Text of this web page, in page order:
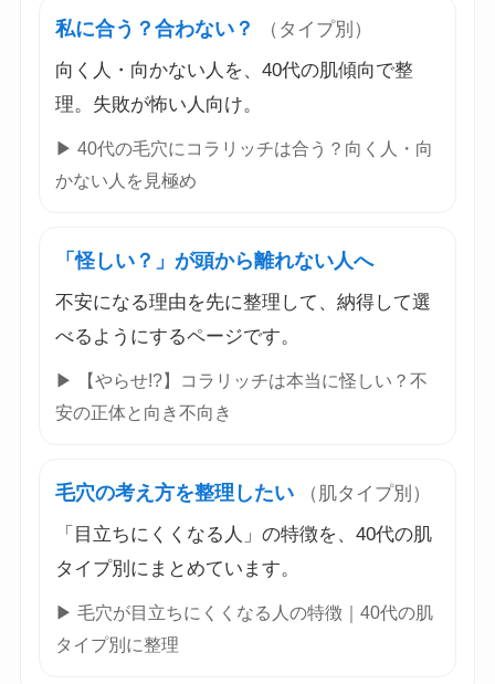
私に合う？合わない？
（タイプ別）
向く人・向かない人を、40代の肌傾向で整
理。失敗が怖い人向け。
▶ 40代の毛穴にコラリッチは合う？向く人・向
かない人を見極め
「怪しい？」が頭から離れない人へ
不安になる理由を先に整理して、納得して選
べるようにするページです。
▶ 【やらせ!?】コラリッチは本当に怪しい？不
安の正体と向き不向き
毛穴の考え方を整理したい
（肌タイプ別）
「目立ちにくくなる人」の特徴を、40代の肌
タイプ別にまとめています。
▶ 毛穴が目立ちにくくなる人の特徴｜40代の肌
タイプ別に整理